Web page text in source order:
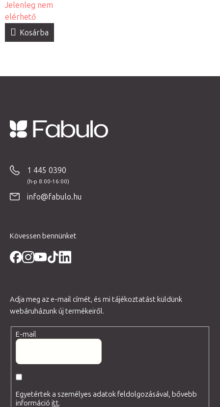
Jelenleg nem
elérhető
Kosárba
1 445 0390
info@fabulo.hu
Kövessen bennünket
Adja meg az e-mail címét, és mi tájékoztatást küldünk
webáruházunk új termékeiről.
E-mail
Egyetértek a személyes adatok feldolgozásával, bővebb
információitt.